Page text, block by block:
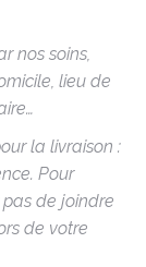
nos soins,
lieu de
la livraison :
Pour
pas de joindre
de votre